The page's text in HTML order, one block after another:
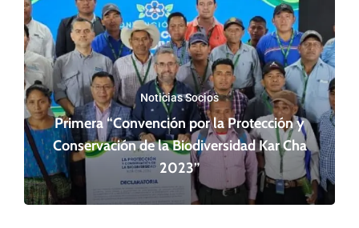
Noticias Socios
Primera “Convención por la Protección y
Conservación de la Biodiversidad Kar Cha
2023”